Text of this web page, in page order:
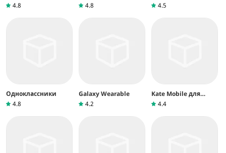
4.8
4.8
4.5
Одноклассники
4.8
Galaxy Wearable
4.2
Kate Mobile для
ВКонтакте
4.4